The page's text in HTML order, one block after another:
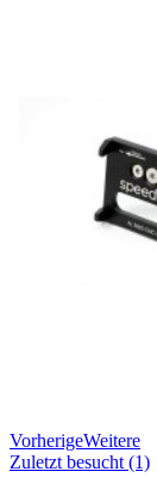
VorherigeWeitere
Zuletzt besucht (1)